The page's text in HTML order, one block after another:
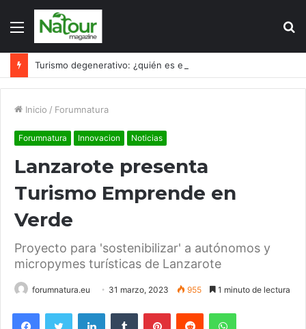
Menú
Inicio / Forumnatura
Forumnatura Innovacion Noticias
Lanzarote presenta
Turismo Emprende en
Verde
Proyecto para 'sostenibilizar' a autónomos y
micropymes turísticas de Lanzarote
forumnatura.eu 31 marzo, 2023 955 1 minuto de lectura
FacebookTwitter LinkedInTumblr PinterestReddit WhatsApp